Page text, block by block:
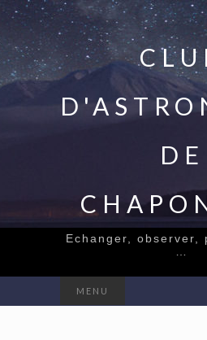
DE
Echanger, observer,
MENU